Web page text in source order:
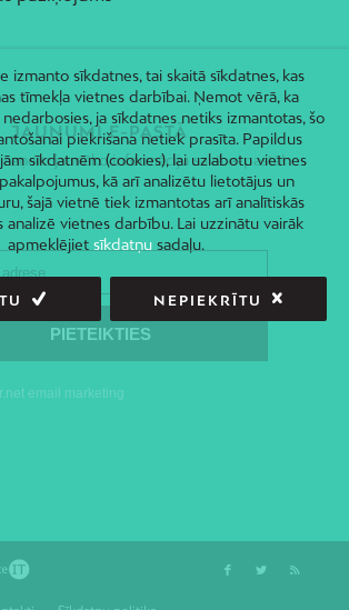
JAUNUMI E-PASTĀ
saņem jaunāko informāciju savā e-pastā!
izmanto sīkdatnes, tai skaitā sīkdatnes, kas
tīmekļa vietnes darbībai. Ņemot vērā, ka
ja sīkdatnes netiks izmantotas, šo
piekrišana netiek prasīta. Papildus
sīkdatnēm (cookies), lai uzlabotu vietnes
kā arī analizētu lietotājus un
šajā vietnē tiek izmantotas arī analītiskās
analizē vietnes darbību. Lai uzzinātu vairāk
apmeklējiet sīkdatņusadaļu.
NEPIEKRĪTU